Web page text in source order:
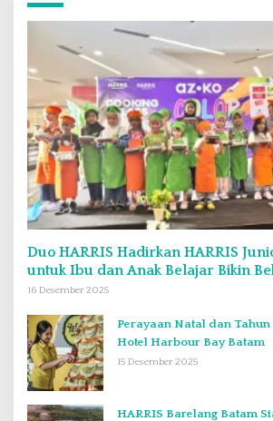
Duo HARRIS Hadirkan HARRIS
untuk Ibu dan Anak Belajar Bikin
Kimbab
16 Desember 2025
Perayaan Natal dan
Hotel Harbour Bay Batam
15 Desember 2025
HARRIS Barelang Batam